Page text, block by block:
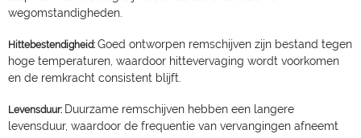
wegomstandigheden.
Hittebestendigheid: Goed ontworpen remschijven zijn bestand tegen
hoge temperaturen, waardoor hittevervaging wordt voorkomen
en de remkracht consistent blijft.
Levensduur: Duurzame remschijven hebben een langere
levensduur, waardoor de frequentie van vervangingen afneemt